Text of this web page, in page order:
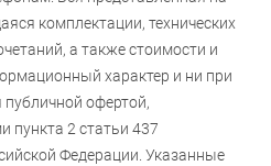
комплектации, технических
а также стоимости и
характер и ни при
публичной офертой,
пункта 2 статьи 437
Федерации. Указанные